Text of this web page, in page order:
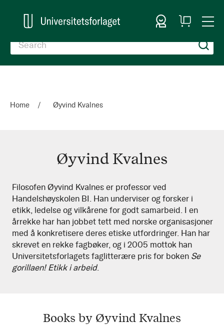
Sign In
My
Cart
Home Øyvind Kvalnes
Øyvind Kvalnes
Øyvind
Kvalnes
Filosofen Øyvind Kvalnes er professor ved
Handelshøyskolen BI. Han underviser og forsker i
etikk, ledelse og vilkårene for godt samarbeid. I en
årrekke har han jobbet tett med norske organisasjoner
med å konkretisere deres etiske utfordringer. Han har
skrevet en rekke fagbøker, og i 2005 mottok han
Universitetsforlagets faglitterære pris for boken Se
gorillaen! Etikk i arbeid.
Books by Øyvind Kvalnes